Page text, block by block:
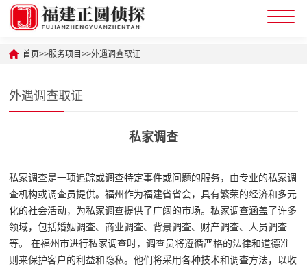
首页>>服务项目>>外遇调查取证
外遇调查取证
私家调查
私家调查是一项追踪或调查特定事件或问题的服务，由专业的私家调
查机构或调查员提供。福州作为福建省省会，具有繁荣的经济和多元
化的社会活动，为私家调查提供了广阔的市场。私家调查涵盖了许多
领域，包括婚姻调查、商业调查、背景调查、财产调查、人员调查
等。 在福州市进行私家调查时，调查员将遵循严格的法律和道德准
则来保护客户的利益和隐私。他们将采用各种技术和调查方法，以收